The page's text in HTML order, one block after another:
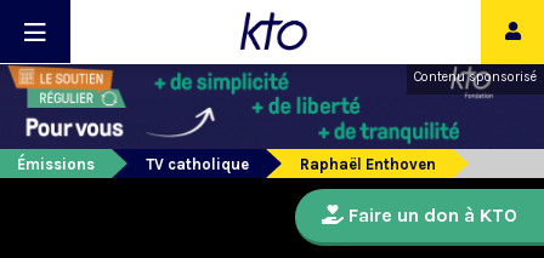
Contenu sponsorisé
Émissions TV catholique Raphaël Enthoven
Faire un don à KTO